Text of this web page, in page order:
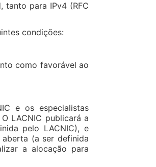
tanto para IPv4 (RFC
condições:
como favorável ao
e os especialistas
LACNIC publicará a
pelo LACNIC), e
(a ser definida
a alocação para